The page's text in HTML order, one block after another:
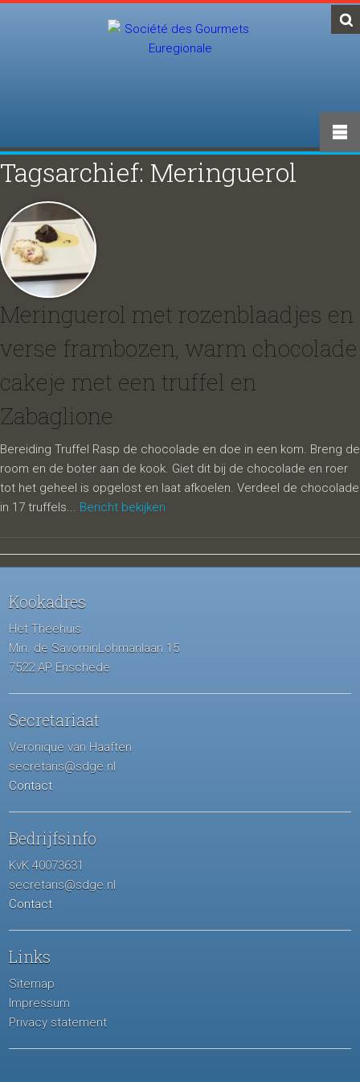
Tagsarchief: Meringuerol
Meringuerol met rozenblaadjes en
verse frambozen, warm chocolade
cakeje met een truffel en
Zabaglione
Bereiding Truffel Rasp de chocolade en doe in een kom. Breng de
room en de boter aan de kook. Giet dit bij de chocolade en roer
tot het geheel is opgelost en laat afkoelen. Verdeel de chocolade
in 17 truffels... Bericht bekijken
Kookadres
Het Theehuis
Min. de SavorninLohmanlaan 15
7522 AP Enschede
Secretariaat
Veronique van Haaften
secretaris@sdge.nl
Contact
Bedrijfsinfo
KvK 40073631
secretaris@sdge.nl
Contact
Links
Sitemap
Impressum
Privacy statement